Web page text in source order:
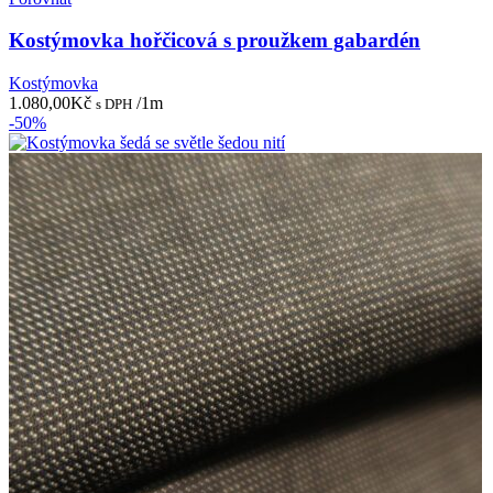
Kostýmovka hořčicová s proužkem gabardén
Kostýmovka
1.080,00Kč s DPH /1m
-50%